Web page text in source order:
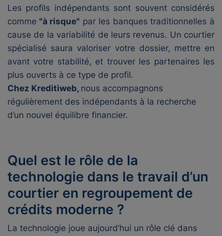
Les profils indépendants sont souvent considérés
comme "à risque" par les banques traditionnelles à
cause de la variabilité de leurs revenus. Un courtier
spécialisé saura valoriser votre dossier, mettre en
avant votre stabilité, et trouver les partenaires les
plus ouverts à ce type de profil.
Chez Kreditiweb, nous accompagnons
régulièrement des indépendants à la recherche
d’un nouvel équilibre financier.
Quel est le rôle de la
technologie dans le travail d’un
courtier en regroupement de
crédits moderne ?
La technologie joue aujourd’hui un rôle clé dans